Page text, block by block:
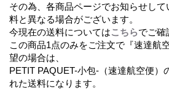
その為、各商品ページでお知らせし
料と異なる場合がございます。
今現在の送料についてはこちらでご確
この商品1点のみをご注文で『速達航
望の場合は、
PETIT PAQUET-小包-（速達航空便）
れた送料になります。